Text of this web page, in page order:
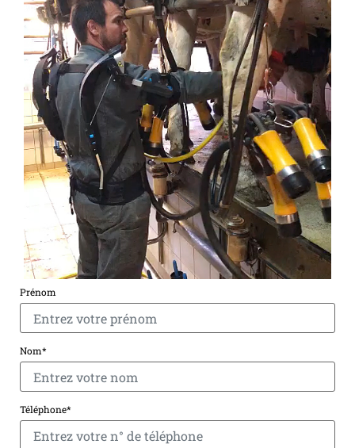
Prénom
Nom*
Téléphone*